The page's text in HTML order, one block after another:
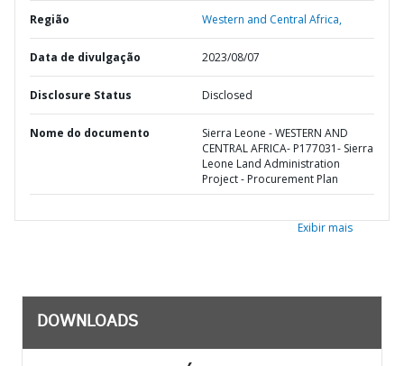
Região Western and Central Africa,
Data de divulgação 2023/08/07
Disclosure Status Disclosed
Nome do documento
Sierra Leone - WESTERN AND
CENTRAL AFRICA- P177031- Sierra
Leone Land Administration
Project - Procurement Plan
Exibir mais
DOWNLOADS